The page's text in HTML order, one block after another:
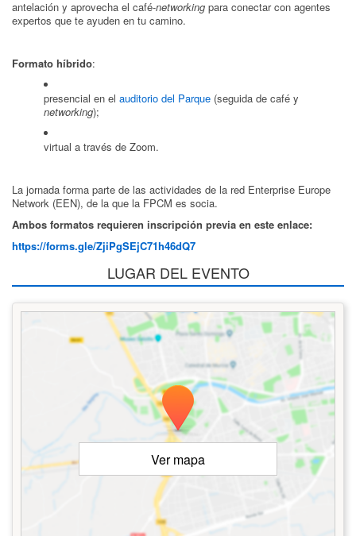
antelación y aprovecha el café-networking para conectar con agentes
expertos que te ayuden en tu camino.
Formato híbrido:
presencial en el auditorio del Parque (seguida de café y
networking);
virtual a través de Zoom.
La jornada forma parte de las actividades de la red Enterprise Europe
Network (EEN), de la que la FPCM es socia.
Ambos formatos requieren inscripción previa en este enlace:
https://forms.gle/ZjiPgSEjC71h46dQ7
LUGAR DEL EVENTO
Ver mapa